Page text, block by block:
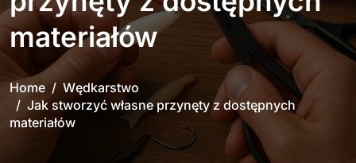
materiałów
Home
Wędkarstwo
Jak stworzyć własne przynęty z dostępnych
materiałów